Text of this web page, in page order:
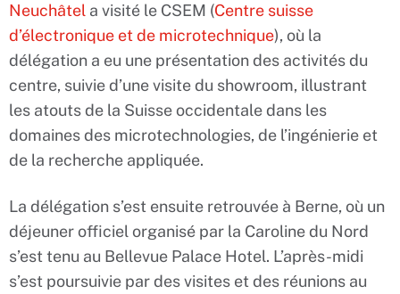
Neuchâtel a visité le CSEM (Centre suisse
d’électronique et de microtechnique), où la
délégation a eu une présentation des activités du
centre, suivie d’une visite du showroom, illustrant
les atouts de la Suisse occidentale dans les
domaines des microtechnologies, de l’ingénierie et
de la recherche appliquée.
La délégation s’est ensuite retrouvée à Berne, où un
déjeuner officiel organisé par la Caroline du Nord
s’est tenu au Bellevue Palace Hotel. L’après-midi
s’est poursuivie par des visites et des réunions au